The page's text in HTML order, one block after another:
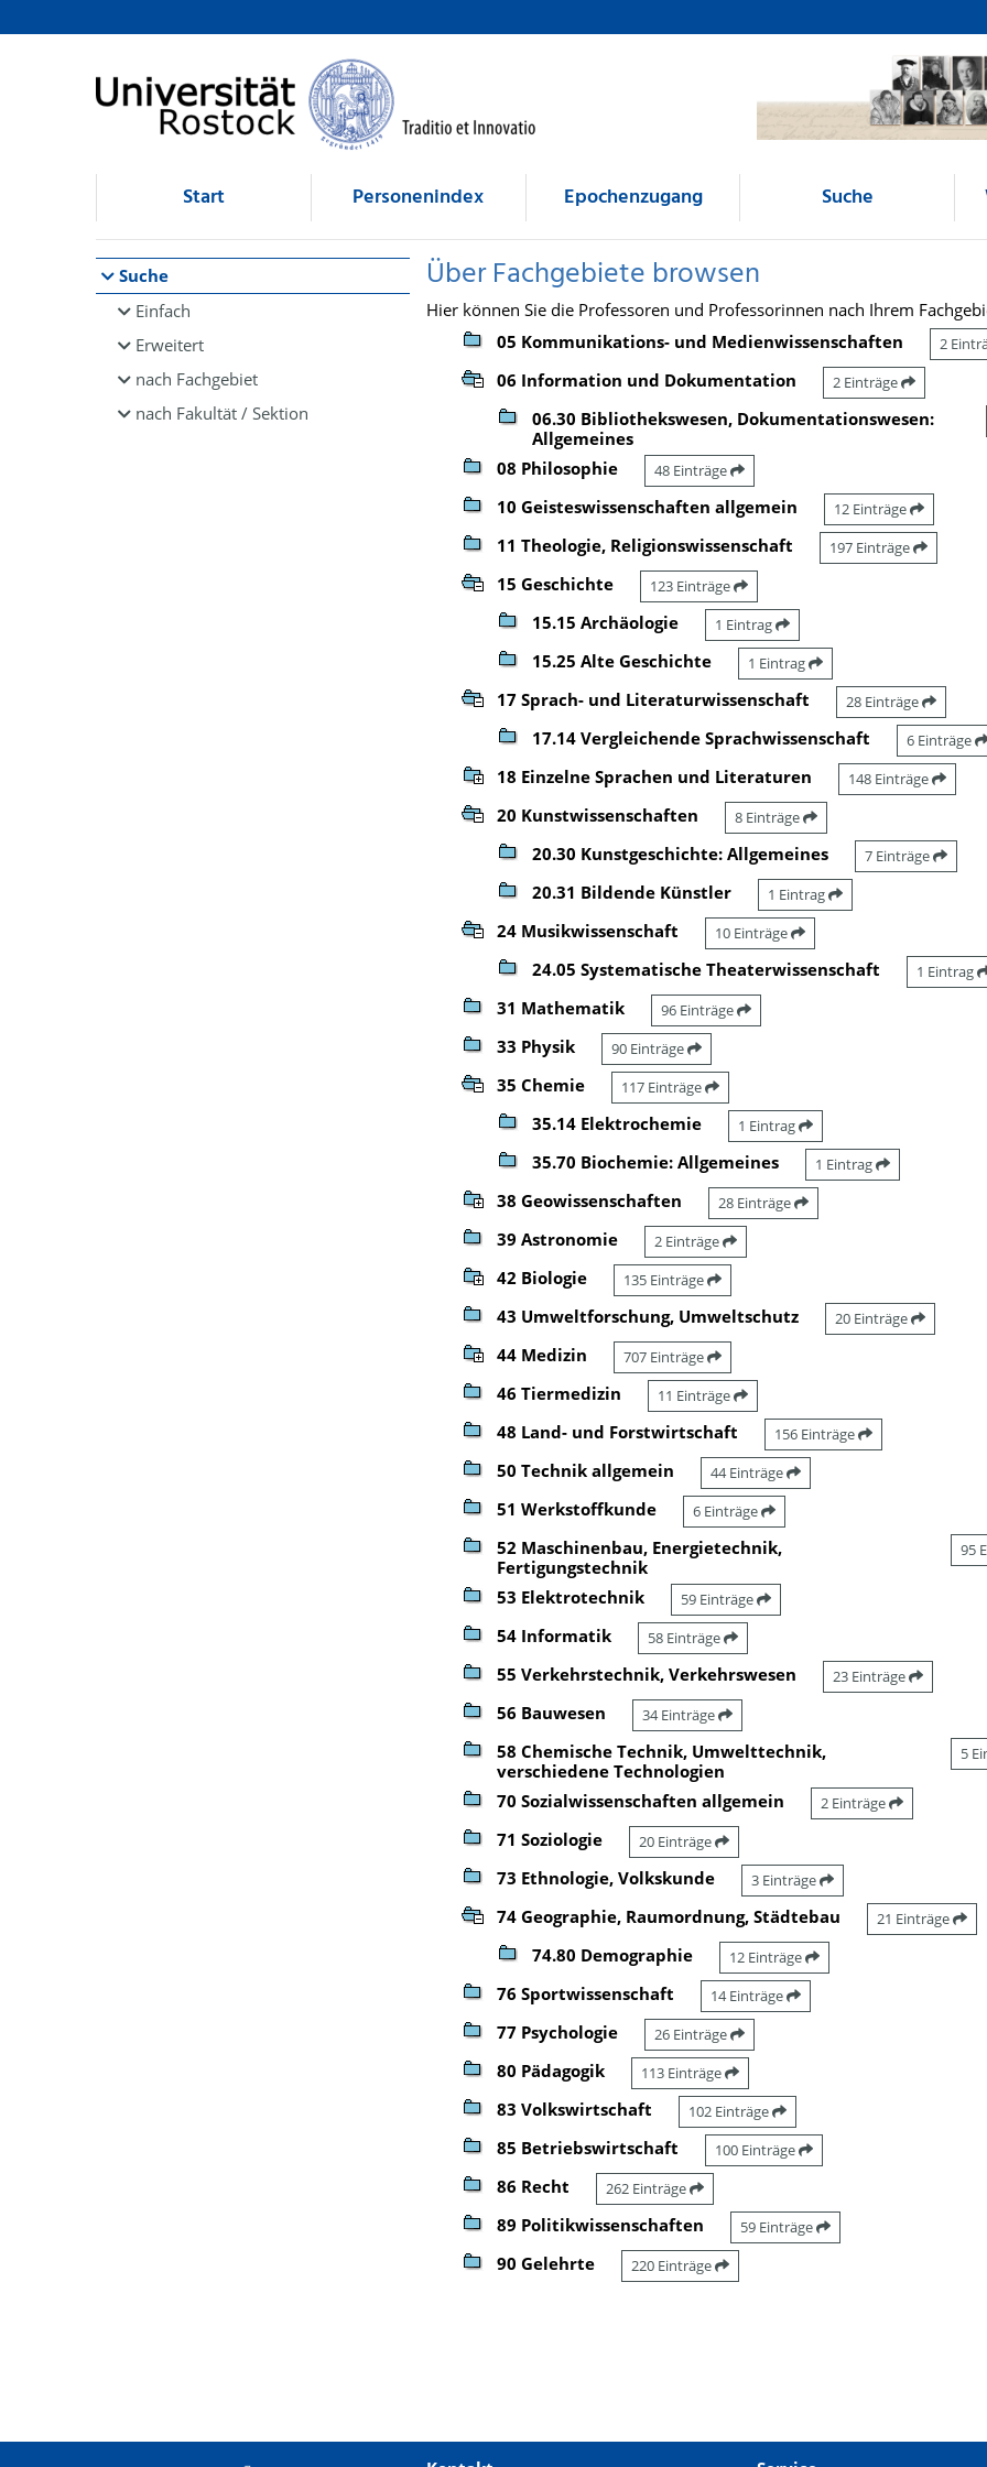
Browsen
direkt zum Inhalt
Start Personenindex Epochenzugang Suche
Suche
Einfach
Erweitert
nach Fachgebiet
nach Fakultät / Sektion
Über Fachgebiete browsen
Hier können Sie die Professoren und Professorinnen nach Ihrem
05 Kommunikations- und Medienwissenschaften
2
06 Information und Dokumentation 2 Einträge
06.30 Bibliothekswesen, Dokumentationswesen:
Allgemeines
08 Philosophie 48 Einträge
10 Geisteswissenschaften allgemein 12 Einträge
11 Theologie, Religionswissenschaft 197 Einträge
15 Geschichte 123 Einträge
15.15 Archäologie 1 Eintrag
15.25 Alte Geschichte 1 Eintrag
17 Sprach- und Literaturwissenschaft 28 Einträge
17.14 Vergleichende Sprachwissenschaft 6 Einträge
18 Einzelne Sprachen und Literaturen 148 Einträge
20 Kunstwissenschaften 8 Einträge
20.30 Kunstgeschichte: Allgemeines 7 Einträge
20.31 Bildende Künstler 1 Eintrag
24 Musikwissenschaft 10 Einträge
24.05 Systematische Theaterwissenschaft 1 Eintrag
31 Mathematik 96 Einträge
33 Physik 90 Einträge
35 Chemie 117 Einträge
35.14 Elektrochemie 1 Eintrag
35.70 Biochemie: Allgemeines 1 Eintrag
38 Geowissenschaften 28 Einträge
39 Astronomie 2 Einträge
42 Biologie 135 Einträge
43 Umweltforschung, Umweltschutz 20 Einträge
44 Medizin 707 Einträge
46 Tiermedizin 11 Einträge
48 Land- und Forstwirtschaft 156 Einträge
50 Technik allgemein 44 Einträge
51 Werkstoffkunde 6 Einträge
52 Maschinenbau, Energietechnik,
Fertigungstechnik
95
53 Elektrotechnik 59 Einträge
54 Informatik 58 Einträge
55 Verkehrstechnik, Verkehrswesen 23 Einträge
56 Bauwesen 34 Einträge
58 Chemische Technik, Umwelttechnik,
verschiedene Technologien
5
70 Sozialwissenschaften allgemein 2 Einträge
71 Soziologie 20 Einträge
73 Ethnologie, Volkskunde 3 Einträge
74 Geographie, Raumordnung, Städtebau 21 Einträge
74.80 Demographie 12 Einträge
76 Sportwissenschaft 14 Einträge
77 Psychologie 26 Einträge
80 Pädagogik 113 Einträge
83 Volkswirtschaft 102 Einträge
85 Betriebswirtschaft 100 Einträge
86 Recht 262 Einträge
89 Politikwissenschaften 59 Einträge
90 Gelehrte 220 Einträge